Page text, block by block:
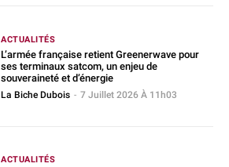
ACTUALITÉS
L’armée française retient Greenerwave pour
ses terminaux satcom, un enjeu de
souveraineté et d’énergie
La Biche Dubois - 7 Juillet 2026 À 11h03
ACTUALITÉS